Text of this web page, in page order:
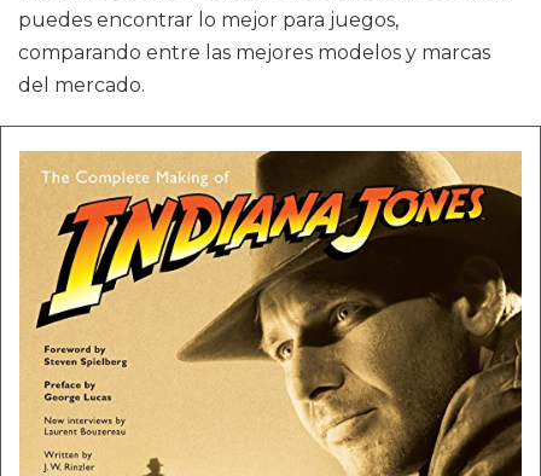
puedes encontrar lo mejor para juegos,
comparando entre las mejores modelos y marcas
del mercado.